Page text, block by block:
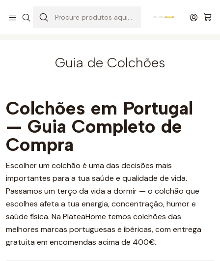
Guia de Colchões
Colchões em Portugal
— Guia Completo de
Compra
Escolher um colchão é uma das decisões mais
importantes para a tua saúde e qualidade de vida.
Passamos um terço da vida a dormir — o colchão que
escolhes afeta a tua energia, concentração, humor e
saúde física. Na PlateaHome temos colchões das
melhores marcas portuguesas e ibéricas, com entrega
gratuita em encomendas acima de 400€.